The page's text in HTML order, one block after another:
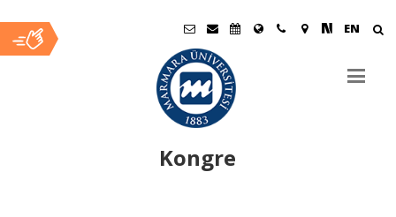
EN
Kongre